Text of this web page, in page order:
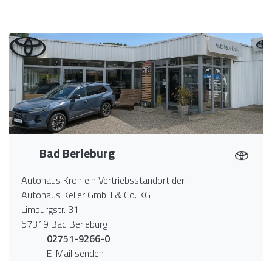
Bad Berleburg
Autohaus Kroh ein Vertriebsstandort der
Autohaus Keller GmbH & Co. KG
Limburgstr. 31
57319 Bad Berleburg
02751-9266-0
E-Mail senden